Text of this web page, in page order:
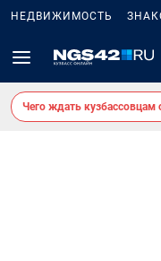
НЕДВИЖИМОСТЬ
Чего ждать